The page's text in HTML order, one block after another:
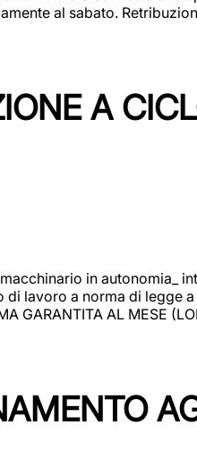
al sabato.
A
in autonomia_
lavoro a norma di
GARANTITA AL MESE